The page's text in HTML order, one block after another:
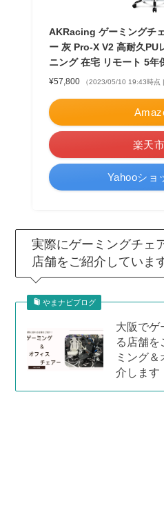
AKRacing ゲーミングチ
ー 灰 Pro-X V2 高耐久PU
ニング 在宅 リモート 5年
¥57,800 （2023/05/10 19:43時点
楽天
Yahooショ
実際にゲーミングチェ
店舗をご紹介していま
やまナビブログ
大阪でゲ
る店舗を
ミング
介しま